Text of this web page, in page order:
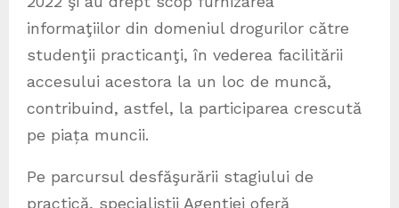
informaţiilor din domeniul drogurilor către
studenţii practicanţi, în vederea facilitării
accesului acestora la un loc de muncă,
contribuind, astfel, la participarea crescută
pe piața muncii.
Pe parcursul desfăşurării stagiului de
practică, specialiştii Agenţiei oferă